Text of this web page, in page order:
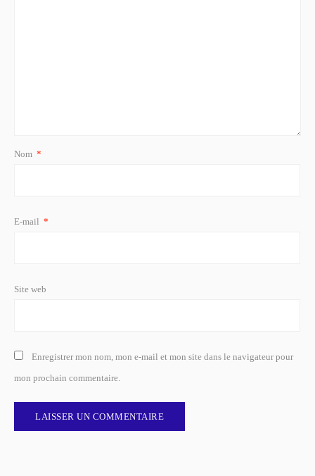
Nom *
E-mail *
Site web
Enregistrer mon nom, mon e-mail et mon site dans le navigateur pour
mon prochain commentaire.